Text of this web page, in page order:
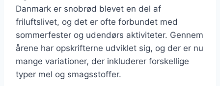
Danmark er snobrød blevet en del af
friluftslivet, og det er ofte forbundet med
sommerfester og udendørs aktiviteter. Gennem
årene har opskrifterne udviklet sig, og der er nu
mange variationer, der inkluderer forskellige
typer mel og smagsstoffer.